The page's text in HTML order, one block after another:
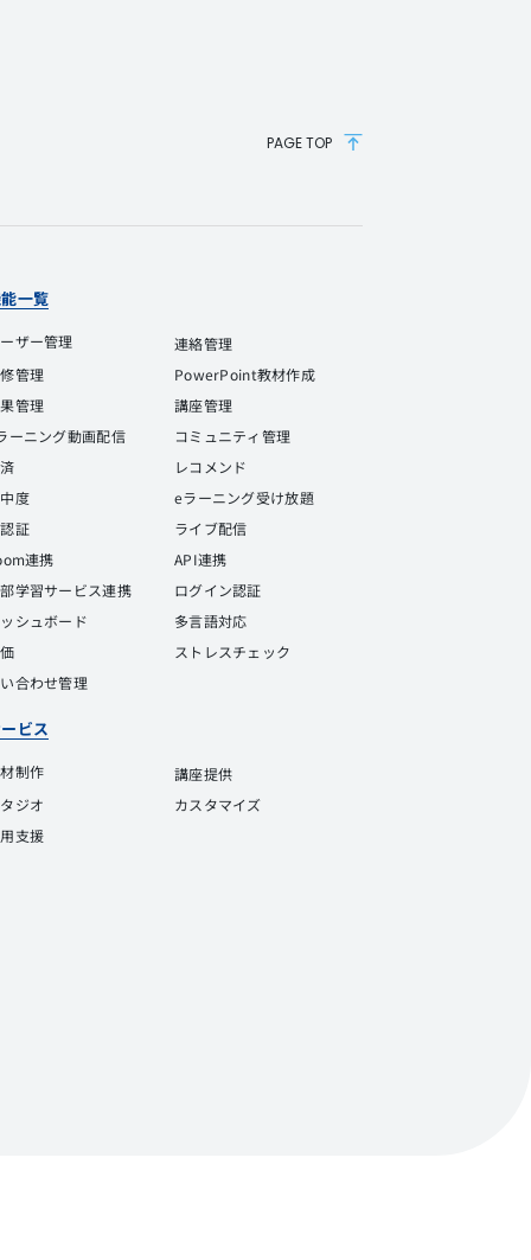
PAGE TOP
一覧
ザー管理
連絡管理
管理
PowerPoint教材作成
管理
講座管理
ーニング動画配信
コミュニティ管理
レコメンド
度
eラーニング受け放題
証
ライブ配信
連携
API連携
学習サービス連携
ログイン認証
シュボード
多言語対応
ストレスチェック
合わせ管理
ビス
制作
講座提供
ジオ
カスタマイズ
支援